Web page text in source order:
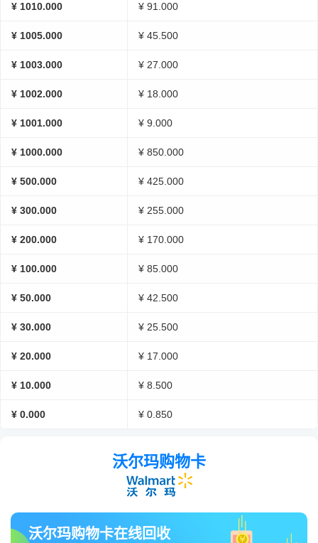
¥ 1010.000 ¥ 91.000
¥ 1005.000 ¥ 45.500
¥ 1003.000 ¥ 27.000
¥ 1002.000 ¥ 18.000
¥ 1001.000 ¥ 9.000
¥ 1000.000 ¥ 850.000
¥ 500.000 ¥ 425.000
¥ 300.000 ¥ 255.000
¥ 200.000 ¥ 170.000
¥ 100.000 ¥ 85.000
¥ 50.000 ¥ 42.500
¥ 30.000 ¥ 25.500
¥ 20.000 ¥ 17.000
¥ 10.000 ¥ 8.500
¥ 0.000 ¥ 0.850
沃尔玛购物卡
沃尔玛购物卡在线回收